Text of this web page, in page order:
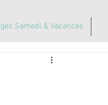
Samedi & Vacances